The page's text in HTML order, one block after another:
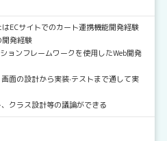
はECサイトでのカート連携機能開発経験
開発経験
ションフレームワークを使用したWeb開発
画面の設計から実装·テストまで通して実
、クラス設計等の議論ができる